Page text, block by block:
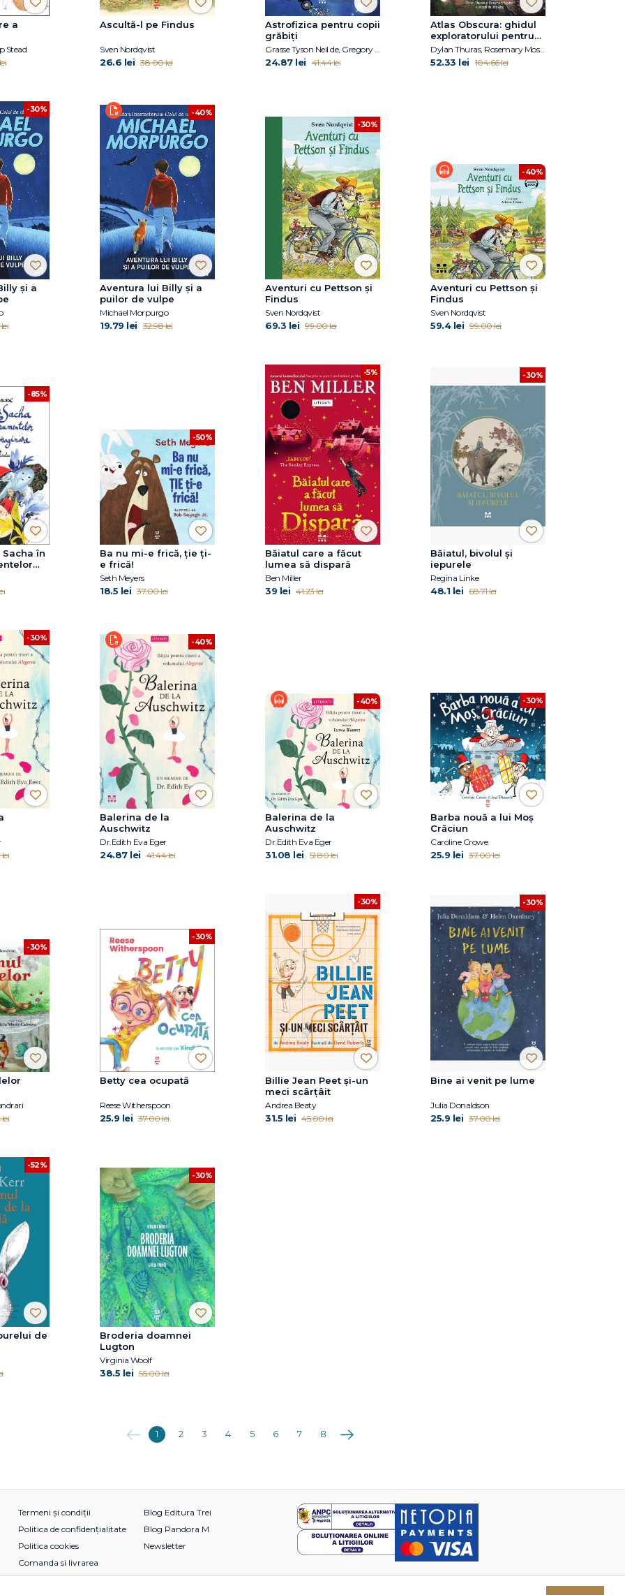
a
Stead
Ascultă-l pe Findus
Sven Nordqvist
26.6 lei 38.00 lei
Astrofizica pentru copii
grăbiți
24.87 lei 41.44 lei
Atlas Obscura: ghidul
exploratorului pentru
cei mai aventuroși
copii din lume
Dylan Thuras, Rosemary Mosco
52.33 lei 104.66 lei
-30%
și a
-40%
Aventura lui Billy și a
puilor de vulpe
Michael Morpurgo
19.79 lei 32.98 lei
-30%
Aventuri cu Pettson și
Findus
Sven Nordqvist
69.3 lei 99.00 lei
-40%
Aventuri cu Pettson și
Findus
Sven Nordqvist
59.4 lei 99.00 lei
-85%
în
-50%
Ba nu mi-e frică, ţie ţi-
e frică!
Seth Meyers
18.5 lei 37.00 lei
-5%
Băiatul care a făcut
lumea să dispară
Ben Miller
39 lei 41.23 lei
-30%
Băiatul, bivolul și
iepurele
Regina Linke
48.1 lei 68.71 lei
-30%
lei
-40%
Balerina de la
Auschwitz
Dr.Edith Eva Eger
24.87 lei 41.44 lei
-40%
Balerina de la
Auschwitz
Dr.Edith Eva Eger
31.08 lei 51.80 lei
-30%
Barba nouă a lui Moș
Crăciun
Caroline Crowe
25.9 lei 37.00 lei
-30%
lei
-30%
Betty cea ocupată
Reese Witherspoon
25.9 lei 37.00 lei
-30%
Billie Jean Peet și-un
meci scârțâit
Andrea Beaty
31.5 lei 45.00 lei
-30%
Bine ai venit pe lume
Julia Donaldson
25.9 lei 37.00 lei
-52%
de
-30%
Broderia doamnei
Lugton
Virginia Woolf
38.5 lei 55.00 lei
Anterioara
1 2 3 4 5 6 7 8 Următoarea
Termeni și condiții
Politica de confidențialitate
Politica cookies
Comanda si livrarea
Blog Editura Trei
Blog Pandora M
Newsletter